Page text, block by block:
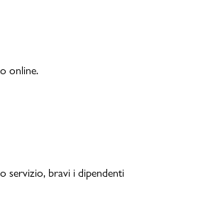
online.
servizio, bravi i dipendenti